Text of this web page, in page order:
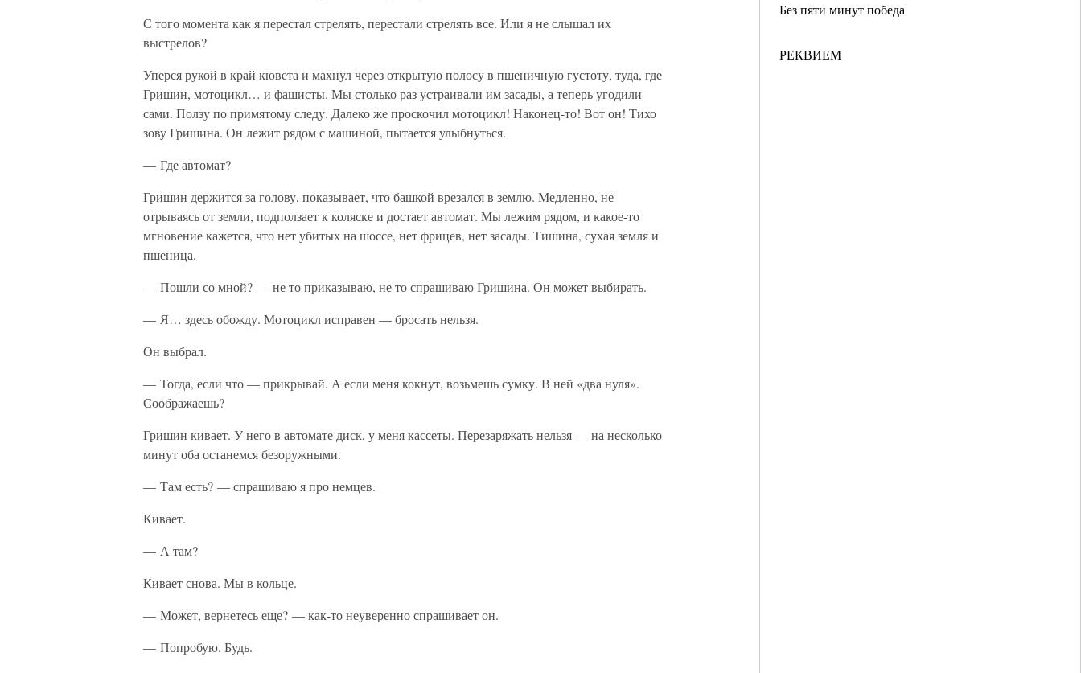
Без пяти минут победа
РЕКВИЕМ
С того момента как я перестал стрелять, перестали стрелять все. Или я не слышал их
выстрелов?
Уперся рукой в край кювета и махнул через открытую полосу в пшеничную густоту, туда, где
Гришин, мотоцикл… и фашисты. Мы столько раз устраивали им засады, а теперь угодили
сами. Ползу по примятому следу. Далеко же проскочил мотоцикл! Наконец-то! Вот он! Тихо
зову Гришина. Он лежит рядом с машиной, пытается улыбнуться.
— Где автомат?
Гришин держится за голову, показывает, что башкой врезался в землю. Медленно, не
отрываясь от земли, подползает к коляске и достает автомат. Мы лежим рядом, и какое-то
мгновение кажется, что нет убитых на шоссе, нет фрицев, нет засады. Тишина, сухая земля и
пшеница.
— Пошли со мной? — не то приказываю, не то спрашиваю Гришина. Он может выбирать.
— Я… здесь обожду. Мотоцикл исправен — бросать нельзя.
Он выбрал.
— Тогда, если что — прикрывай. А если меня кокнут, возьмешь сумку. В ней «два нуля».
Соображаешь?
Гришин кивает. У него в автомате диск, у меня кассеты. Перезаряжать нельзя — на несколько
минут оба останемся безоружными.
— Там есть? — спрашиваю я про немцев.
Кивает.
— А там?
Кивает снова. Мы в кольце.
— Может, вернетесь еще? — как-то неуверенно спрашивает он.
— Попробую. Будь.